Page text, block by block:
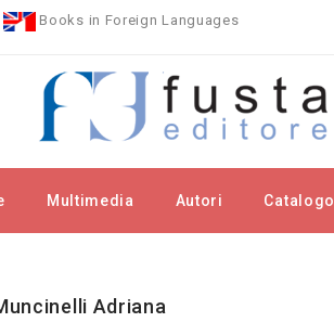
Books in Foreign Languages
Multimedia Autori Catalogo
Adriana